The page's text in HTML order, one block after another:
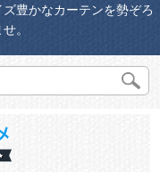
豊かなカーテンを勢ぞろ
。